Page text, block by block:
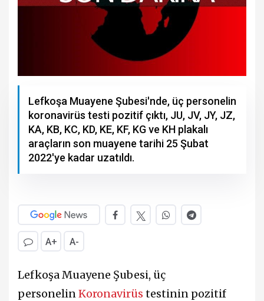
Lefkoşa Muayene Şubesi'nde, üç personelin
koronavirüs testi pozitif çıktı, JU, JV, JY, JZ,
KA, KB, KC, KD, KE, KF, KG ve KH plakalı
araçların son muayene tarihi 25 Şubat
2022'ye kadar uzatıldı.
A+ A-
Lefkoşa Muayene Şubesi, üç
personelinKoronavirüs testinin pozitif